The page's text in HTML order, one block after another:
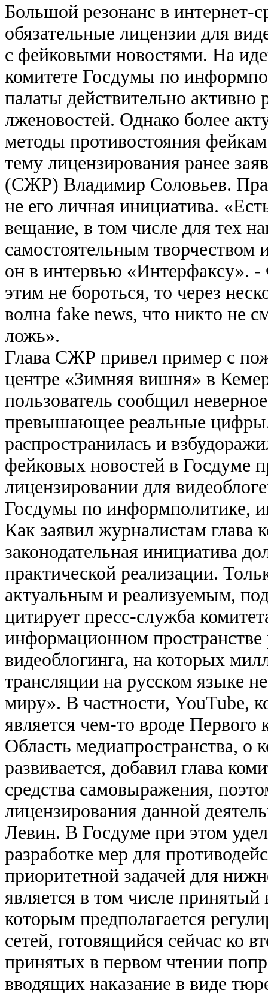
Большой резонанс в интернет-
обязательные лицензии для
с фейковыми новостями. На
комитете Госдумы по
палаты действительно
лженовостей. Однако более
методы противостояния
тему лицензирования ранее
(СЖР) Владимир Соловьев.
не его личная инициатива.
вещание, в том числе для тех
самостоятельным
он в интервью «Интерфаксу». -
этим не бороться, то через
волна fake news, что никто не
ложь».
Глава СЖР привел пример с
центре «Зимняя вишня» в
пользователь сообщил
превышающее реальные
распространилась и
фейковых новостей в Госдуме
лицензировании для
Госдумы по информполитике,
Как заявил журналистам
законодательная инициатива
практической реализации.
актуальным и реализуемым,
цитирует пресс-служба
информационном
видеоблогинга, на которых
трансляции на русском языке
миру». В частности, YouTube,
является чем-то вроде
Область медиапространства, о
развивается, добавил глава
средства самовыражения,
лицензирования данной
Левин. В Госдуме при этом
разработке мер для
приоритетной задачей для
является в том числе
которым предполагается
сетей, готовящийся сейчас ко
принятых в первом чтении
вводящих наказание в виде